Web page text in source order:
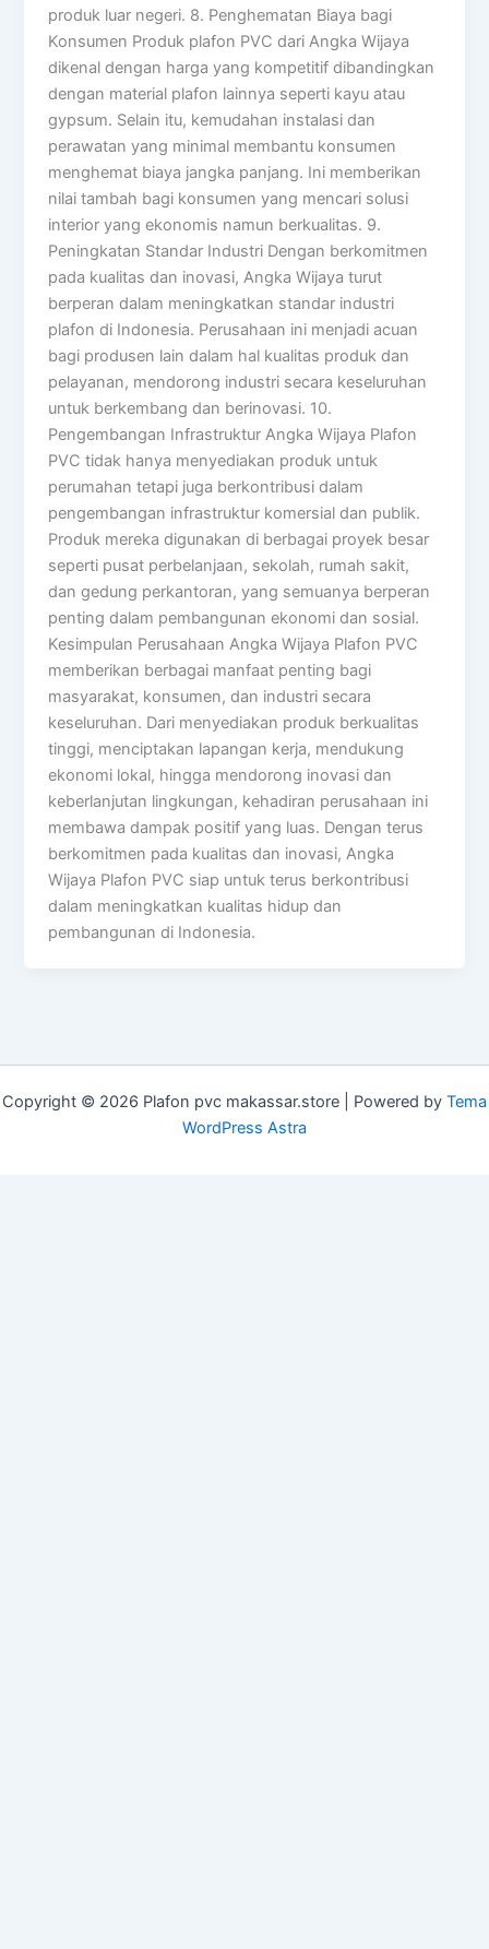
produk luar negeri. 8. Penghematan Biaya bagi
Konsumen Produk plafon PVC dari Angka Wijaya
dikenal dengan harga yang kompetitif dibandingkan
dengan material plafon lainnya seperti kayu atau
gypsum. Selain itu, kemudahan instalasi dan
perawatan yang minimal membantu konsumen
menghemat biaya jangka panjang. Ini memberikan
nilai tambah bagi konsumen yang mencari solusi
interior yang ekonomis namun berkualitas. 9.
Peningkatan Standar Industri Dengan berkomitmen
pada kualitas dan inovasi, Angka Wijaya turut
berperan dalam meningkatkan standar industri
plafon di Indonesia. Perusahaan ini menjadi acuan
bagi produsen lain dalam hal kualitas produk dan
pelayanan, mendorong industri secara keseluruhan
untuk berkembang dan berinovasi. 10.
Pengembangan Infrastruktur Angka Wijaya Plafon
PVC tidak hanya menyediakan produk untuk
perumahan tetapi juga berkontribusi dalam
pengembangan infrastruktur komersial dan publik.
Produk mereka digunakan di berbagai proyek besar
seperti pusat perbelanjaan, sekolah, rumah sakit,
dan gedung perkantoran, yang semuanya berperan
penting dalam pembangunan ekonomi dan sosial.
Kesimpulan Perusahaan Angka Wijaya Plafon PVC
memberikan berbagai manfaat penting bagi
masyarakat, konsumen, dan industri secara
keseluruhan. Dari menyediakan produk berkualitas
tinggi, menciptakan lapangan kerja, mendukung
ekonomi lokal, hingga mendorong inovasi dan
keberlanjutan lingkungan, kehadiran perusahaan ini
membawa dampak positif yang luas. Dengan terus
berkomitmen pada kualitas dan inovasi, Angka
Wijaya Plafon PVC siap untuk terus berkontribusi
dalam meningkatkan kualitas hidup dan
pembangunan di Indonesia.
Copyright © 2026 Plafon pvc makassar.store | Powered by Tema
WordPress Astra